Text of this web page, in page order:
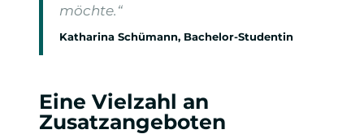
möchte.“
Katharina Schümann, Bachelor-Studentin
Eine Vielzahl an
Zusatzangeboten